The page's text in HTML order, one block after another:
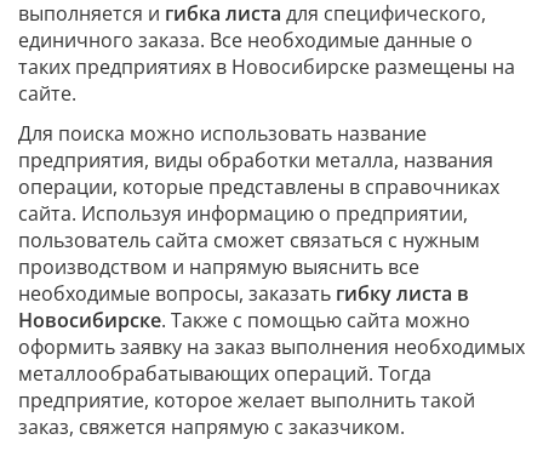
выполняется и гибка листа для специфического,
единичного заказа. Все необходимые данные о
таких предприятиях в Новосибирске размещены на
сайте.
Для поиска можно использовать название
предприятия, виды обработки металла, названия
операции, которые представлены в справочниках
сайта. Используя информацию о предприятии,
пользователь сайта сможет связаться с нужным
производством и напрямую выяснить все
необходимые вопросы, заказать гибку листа в
Новосибирске. Также с помощью сайта можно
оформить заявку на заказ выполнения необходимых
металлообрабатывающих операций. Тогда
предприятие, которое желает выполнить такой
заказ, свяжется напрямую с заказчиком.